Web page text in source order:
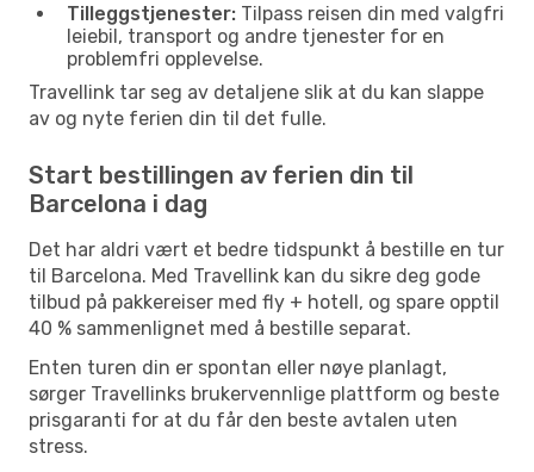
Tilleggstjenester: Tilpass reisen din med valgfri
leiebil, transport og andre tjenester for en
problemfri opplevelse.
Travellink tar seg av detaljene slik at du kan slappe
av og nyte ferien din til det fulle.
Start bestillingen av ferien din til
Barcelona i dag
Det har aldri vært et bedre tidspunkt å bestille en tur
til Barcelona. Med Travellink kan du sikre deg gode
tilbud på pakkereiser med fly + hotell, og spare opptil
40 % sammenlignet med å bestille separat.
Enten turen din er spontan eller nøye planlagt,
sørger Travellinks brukervennlige plattform og beste
prisgaranti for at du får den beste avtalen uten
stress.